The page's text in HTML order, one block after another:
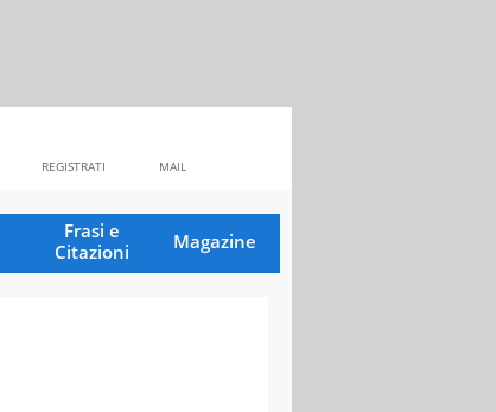
MAIL
REGISTRATI
Frasi e
Citazioni
Magazine